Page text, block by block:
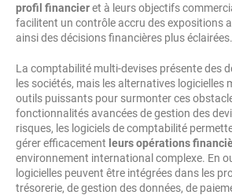
profil financieret à leurs objectifs
facilitent un contrôle accru des expositions
ainsi des décisions financières plus éclairées.
La comptabilité multi-devises présente des
les sociétés, mais les alternatives logicielles
outils puissants pour surmonter ces
fonctionnalités avancées de gestion des
risques, les logiciels de comptabilité
gérer efficacement leurs opérations
environnement international complexe. En
logicielles peuvent être intégrées dans les
trésorerie, de gestion des données, de